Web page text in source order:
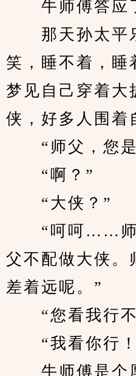
牛师傅答应
那天孙太平
笑，睡不着，睡
梦见自己穿着大
侠，好多人围着
“师父，您是
“啊？”
“大侠？”
“呵呵……师
父不配做大侠。
差着远呢。”
“您看我行不
“我看你行！
牛师傅是个